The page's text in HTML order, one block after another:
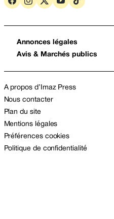
Annonces légales
Avis & Marchés publics
A propos d’Imaz Press
Nous contacter
Plan du site
Mentions légales
Préférences cookies
Politique de confidentialité